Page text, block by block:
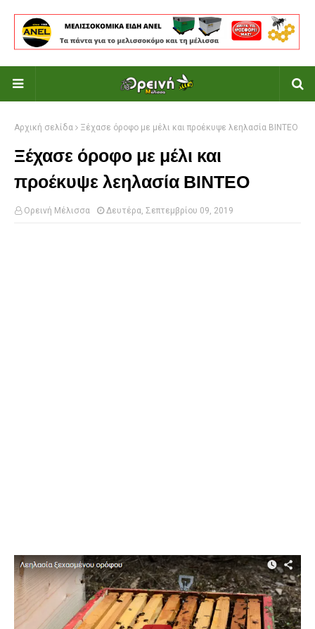
Αρχική σελίδα Ξέχασε όροφο με μέλι και προέκυψε λεηλασία ΒΙΝΤΕΟ
Ξέχασε όροφο με μέλι και
προέκυψε λεηλασία ΒΙΝΤΕΟ
Ορεινή Μέλισσα Δευτέρα, Σεπτεμβρίου 09, 2019